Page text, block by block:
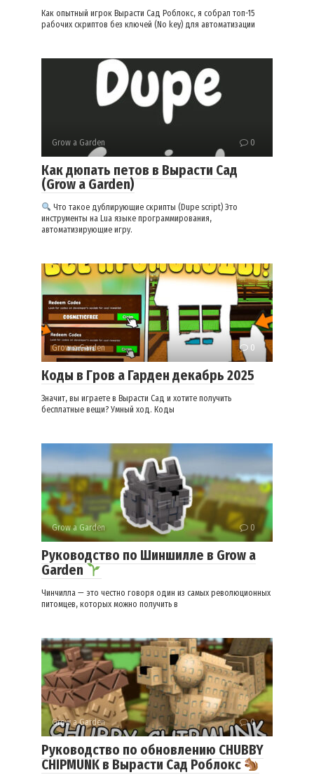
Как опытный игрок Вырасти Сад Роблокс, я собрал топ-15
рабочих скриптов без ключей (No key) для автоматизации
Grow a Garden 0
Как дюпать петов в Вырасти Сад
(Grow a Garden)
Что такое дублирующие скрипты (Dupe script) Это
инструменты на Lua языке программирования,
автоматизирующие игру.
Grow a Garden 0
Коды в Гров а Гарден декабрь 2025
Значит, вы играете в Вырасти Сад и хотите получить
бесплатные вещи? Умный ход. Коды
Grow a Garden 0
Руководство по Шиншилле в Grow a
Garden
Чинчилла — это честно говоря один из самых революционных
питомцев, которых можно получить в
Grow a Garden 0
Руководство по обновлению CHUBBY
CHIPMUNK в Вырасти Сад Роблокс